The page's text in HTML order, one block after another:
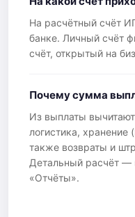
На расчётный счёт
банке. Личный счёт
счёт, открытый на
Почему сумма
Из выплаты
логистика, хранение
также возвраты и
Детальный расчёт
«Отчёты».